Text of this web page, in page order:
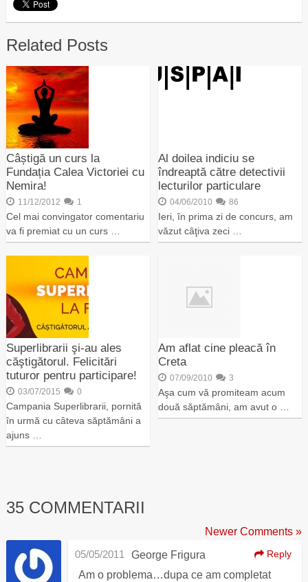
Related Posts
Câștigă un curs la
Fundația Calea Victoriei cu
Nemira!
11/12/2012 1
Cel mai convingator comentariu
va fi premiat cu un curs …
Al doilea indiciu se
îndreaptă către detectivii
lecturilor particulare
04/06/2010 86
Ieri, în prima zi de concurs, am
văzut câţiva zeci …
Superlibrarii şi-au ales
căştigătorul. Felicitări
tuturor pentru participare!
03/07/2015 0
Campania Superlibrarii, pornită
în urmă cu câteva săptămâni a
ajuns …
Am aflat cine pleacă în
Creta
07/09/2010 3
Aşa cum vă promiteam acum
două săptămâni, am avut o …
35 COMMENTARII
Newer Comments »
George Frigura
05/05/2011 Reply
Am o problema…dupa ce am completat